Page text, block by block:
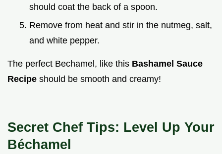
should coat the back of a spoon.
Remove from heat and stir in the nutmeg, salt,
and white pepper.
The perfect Bechamel, like this Bashamel Sauce
Recipe should be smooth and creamy!
Secret Chef Tips: Level Up Your
Béchamel